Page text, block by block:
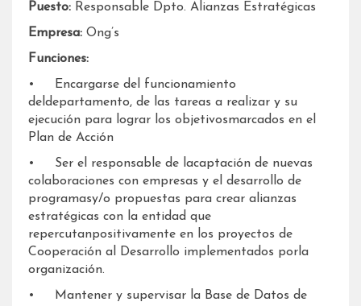
Puesto: Responsable Dpto. Alianzas Estratégicas
Empresa: Ong’s
Funciones:
• Encargarse del funcionamiento
deldepartamento, de las tareas a realizar y su
ejecución para lograr los objetivosmarcados en el
Plan de Acción
• Ser el responsable de lacaptación de nuevas
colaboraciones con empresas y el desarrollo de
programasy/o propuestas para crear alianzas
estratégicas con la entidad que
repercutanpositivamente en los proyectos de
Cooperación al Desarrollo implementados porla
organización.
• Mantener y supervisar la Base de Datos de